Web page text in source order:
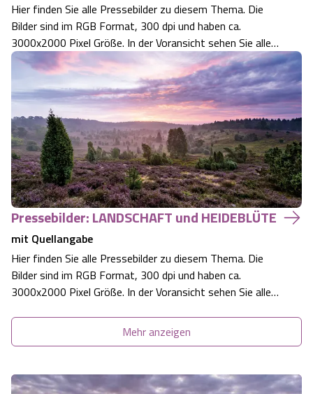
Hier finden Sie alle Pressebilder zu diesem Thema. Die
Bilder sind im RGB Format, 300 dpi und haben ca.
3000x2000 Pixel Größe. In der Voransicht sehen Sie alle
Bilder, die Sie unten in Druckauflösung downloaden
können. Blättern Sie einfach durch. Die Bilder, Logos und
Texte, die sich auf der Web…
Pressebilder: LANDSCHAFT und HEIDEBLÜTE
mit Quellangabe
Hier finden Sie alle Pressebilder zu diesem Thema. Die
Bilder sind im RGB Format, 300 dpi und haben ca.
3000x2000 Pixel Größe. In der Voransicht sehen Sie alle
können. Blättern Sie einfach durch. Die Bilder, Logos und
Texte, die sich auf der Web…
Mehr anzeigen